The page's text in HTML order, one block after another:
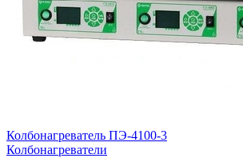
Колбонагреватель ПЭ-4100-3
Колбонагреватели